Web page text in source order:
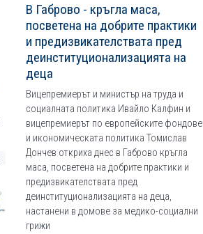
В Габрово - кръгла маса,
посветена на добрите практики
и предизвикателствата пред
деинституционализацията на
деца
Вицепремиерът и министър на труда и
социалната политика Ивайло Калфин и
вицепремиерът по европейските фондове
и икономическата политика Томислав
Дончев откриха днес в Габрово кръгла
маса, посветена на добрите практики и
предизвикателствата пред
деинституционализацията на деца,
настанени в домове за медико-социални
грижи